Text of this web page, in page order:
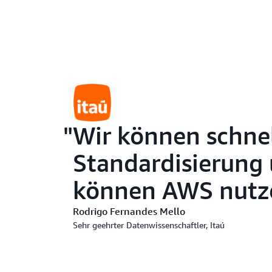
Wir können
können AWS
Rodrigo Fernandes Mello
Sehr geehrter Datenwissenschaftler, Itaú